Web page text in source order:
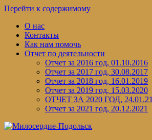
Перейти к содержимому
О нас
Контакты
Как нам помочь
Отчет по деятельности
Отчет за 2016 год, 01.10.2016
Отчет за 2017 год, 30.08.2017
Отчет за 2018 год, 16.01.2019
Отчет за 2019 год, 15.03.2020
ОТЧЕТ ЗА 2020 ГОД, 24.01.21
Отчет за 2021 год, 20.12.2021